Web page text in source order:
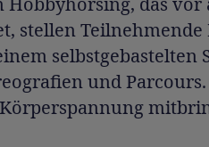
stellen
selbstgebastelten
und